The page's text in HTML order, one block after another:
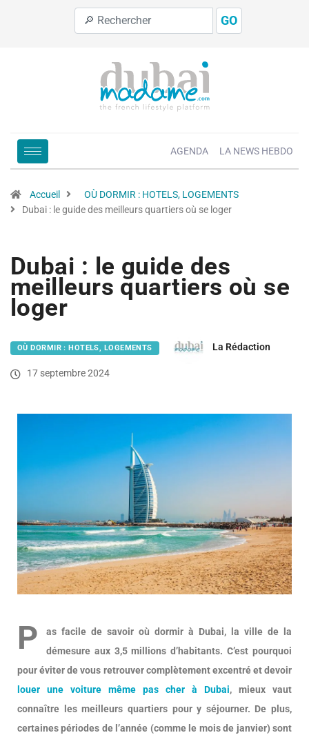
GO
AGENDA LA NEWS HEBDO
Accueil
OÙ DORMIR : HOTELS, LOGEMENTS
Dubai : le guide des meilleurs quartiers où se loger
Dubai : le guide des
meilleurs quartiers où se
loger
OÙ DORMIR : HOTELS, LOGEMENTS La Rédaction
17 septembre 2024
P
as facile de savoir où dormir à Dubai, la ville de la
démesure aux 3,5 millions d’habitants. C’est pourquoi
pour éviter de vous retrouver complètement excentré et devoir
louer une voiture même pas cher à Dubai, mieux vaut
connaître les meilleurs quartiers pour y séjourner. De plus,
certaines périodes de l’année (comme le mois de janvier) sont